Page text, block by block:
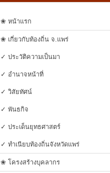
❀ หน้าแรก
❀ เกี่ยวกับท้องถิ่น จ.แพร่
✓ ประวัติความเป็นมา
✓ อำนาจหน้าที่
✓ วิสัยทัศน์
✓ พันธกิจ
✓ ประเด็นยุทธศาสตร์
✓ ทำเนียบท้องถิ่นจังหวัดแพร่
❀ โครงสร้างบุคลากร